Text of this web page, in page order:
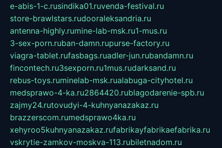
e-abis-1-c.rusindika01.ruvenda-festival.ru
store-brawlstars.rudooraleksandria.ru
antenna-highly.rumine-lab-msk.ru1-mus.ru
3-sex-porn.ruban-damn.rupurse-factory.ru
viagra-tablet.rufasbags.ruadler-jun.rubandamn.ru
fincontech.ru3sexporn.ru1mus.rudarksand.ru
rebus-toys.ruminelab-msk.rualabuga-cityhotel.ru
medsprawo-4-ka.ru2864420.rublagodarenie-spb.ru
zajmy24.rutovudyi-4-kuhnyanazakaz.ru
brazzerscom.rumedsprawo4ka.ru
xehyroo5kuhnyanazakaz.rufabrikayfabrikaefabrika.ru
vskrytie-zamkov-moskva-113.rubiletnadom.ru